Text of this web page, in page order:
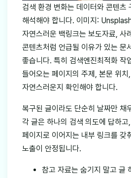
검색 환경 변화는 데이터와 콘텐츠
해석해야 합니다. 이미지:
자연스러운 백링크는 보도자료, 사
콘텐츠처럼 언급될 이유가 있는 문
좋습니다. 특히 검색엔진최적화 작
들어오는 페이지의 주제, 본문 위
자연스러운지 확인해야 합니다.
복구된 글이라도 단순히 날짜만 채
각 글은 하나의 검색 의도에 답하
페이지로 이어지는 내부 링크를 갖
노출이 안정됩니다.
참고 자료는 숨기지 말고 글